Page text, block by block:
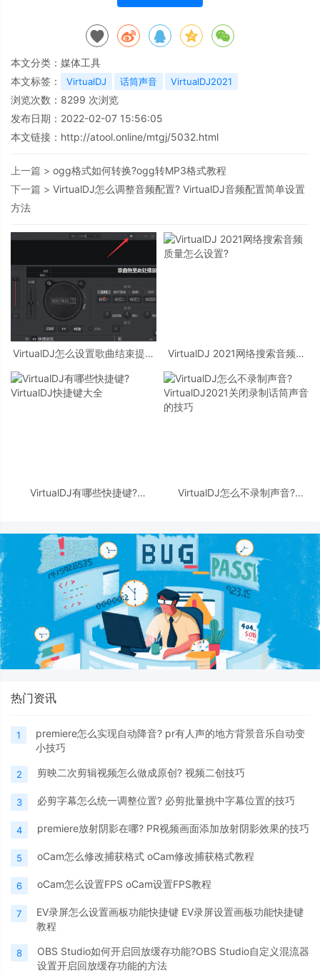
本文分类： 媒体工具
本文标签：
VirtualDJ 话筒声音 VirtualDJ2021
浏览次数： 8299 次浏览
发布日期：2022-02-07 15:56:05
本文链接： http://atool.online/mtgj/5032.html
上一篇 > ogg格式如何转换?ogg转MP3格式教程
下一篇 > VirtualDJ怎么调整音频配置? VirtualDJ音频配置简单设置
方法
VirtualDJ怎么设置歌曲结束提前
设置方法
VirtualDJ 2021网络搜索音频质
VirtualDJ有哪些快捷键?
VirtualDJ怎么不录制声音?
热门资讯
1
premiere怎么实现自动降音? pr有人声的地方背景音乐自动变
小技巧
2 剪映二次剪辑视频怎么做成原创? 视频二创技巧
3 必剪字幕怎么统一调整位置? 必剪批量挑中字幕位置的技巧
4 premiere放射阴影在哪? PR视频画面添加放射阴影效果的技巧
5 oCam怎么修改捕获格式 oCam修改捕获格式教程
6 oCam怎么设置FPS oCam设置FPS教程
7
EV录屏怎么设置画板功能快捷键 EV录屏设置画板功能快捷键
教程
8
OBS Studio如何开启回放缓存功能?OBS Studio自定义混流器
设置开启回放缓存功能的方法